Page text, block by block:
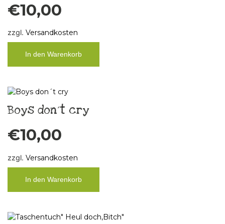
€10,00
zzgl. Versandkosten
In den Warenkorb
Boys don´t cry
€10,00
zzgl. Versandkosten
In den Warenkorb